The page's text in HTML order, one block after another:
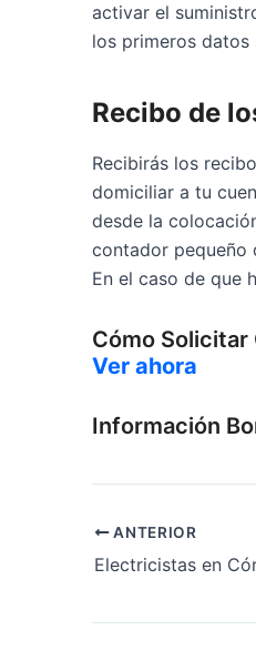
activar el
los primeros datos
Recibo de
Recibirás los
domiciliar a tu
desde la
contador pequeño
En el caso de que
Cómo Solicitar
Ver ahora
Información
ANTERIOR
Electricistas en